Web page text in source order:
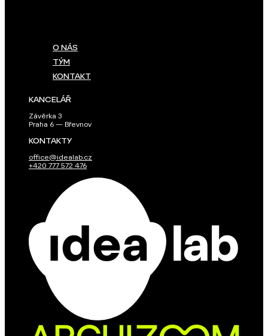
O NÁS
TÝM
KONTAKT
KANCELÁŘ
Závěrka 3
Praha 6 — Břevnov
KONTAKTY
office@idealab.cz
+420 777 572 476